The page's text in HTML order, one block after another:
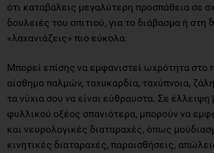
ότι καταβάλεις μεγαλύτερη προσπάθεια σε
δουλειές του σπιτιού, για το διάβασμα ή στη
«λαχανιάζεις» πιο εύκολα.
Μπορεί επίσης να εμφανιστεί ωχρότητα στο
αίσθημα παλμών, ταχυκαρδία, ταχύπνοια,
τα νύχια σου να είναι εύθραυστα. Σε έλλειψη
φυλλικού οξέος σπανιότερα, μπορούν να
και νευρολογικές διαταραχές, όπως
κινητικές διαταραχές, παραισθήσεις,